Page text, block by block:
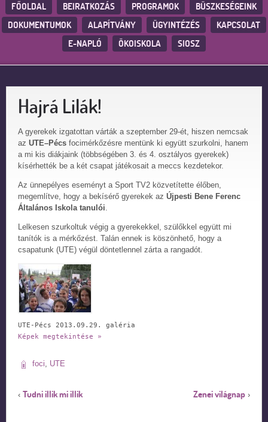
FŐOLDAL BEIRATKOZÁS PROGRAMOK
BÜSZKESÉGEINK
DOKUMENTUMOK
ALAPÍTVÁNY ÜGYINTÉZÉS
KAPCSOLAT
E-NAPLÓ
ÖKOISKOLA SIOSZ
Hajrá Lilák!
A gyerekek izgatottan várták a szeptember 29-ét, hiszen nemcsak
az UTE–Pécs focimérkőzésre mentünk ki együtt szurkolni, hanem
a mi kis diákjaink (többségében 3. és 4. osztályos gyerekek)
kísérhették be a két csapat játékosait a meccs kezdetekor.
Az ünnepélyes eseményt a Sport TV2 közvetítette élőben,
megemlítve, hogy a bekísérő gyerekek az Újpesti Bene Ferenc
Általános Iskola tanulói.
Lelkesen szurkoltuk végig a gyerekekkel, szülőkkel együtt mi
tanítók is a mérkőzést. Talán ennek is köszönhető, hogy a
csapatunk (UTE) végül döntetlennel zárta a rangadót.
UTE-Pécs 2013.09.29. galéria
Képek megtekintése »
foci, UTE
‹ Tudni illik mi illik Zenei világnap ›